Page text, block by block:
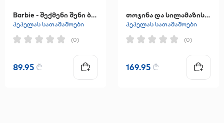
Barbie - შექმენი შენი ბარბი, თოჯინა ჩელსი და აქსესუარები
პეპელას სათამაშოები
(0)
89.95 ₾
თოჯინა და სილამაზის სალონის სათამაშო ნაკრები აქსესუარებით
პეპელას სათამაშოები
(0)
169.95 ₾